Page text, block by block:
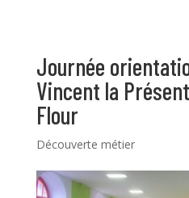
Journée
Vincent la
Flour
Découverte métier